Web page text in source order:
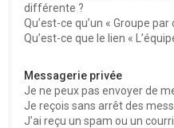
différente ?
Qu’est-ce qu’un « Groupe par
Qu’est-ce que le lien «
Messagerie privée
Je ne peux pas envoyer de
Je reçois sans arrêt des
J’ai reçu un spam ou un